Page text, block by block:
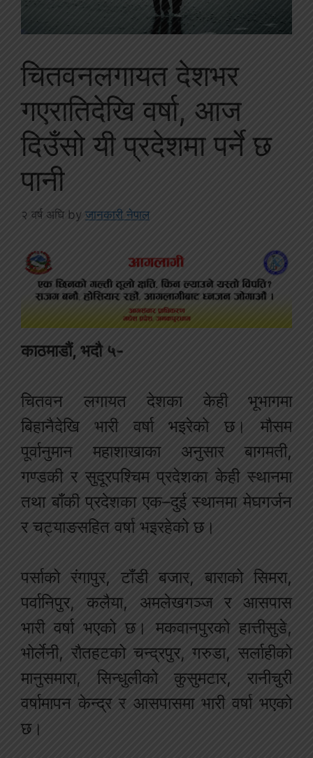
चितवनलगायत देशभर
गएरातिदेखि वर्षा, आज
दिउँसो यी प्रदेशमा पर्ने छ
पानी
२ वर्ष अघि by जानकारी नेपाल
काठमाडौं, भदौ ५-
चितवन लगायत देशका केही भूभागमा
बिहानैदेखि भारी वर्षा भइरेको छ। मौसम
पूर्वानुमान महाशाखाका अनुसार बागमती,
गण्डकी र सुदूरपश्चिम प्रदेशका केही स्थानमा
तथा बाँकी प्रदेशका एक–दुई स्थानमा मेघगर्जन
र चट्याङसहित वर्षा भइरहेको छ।
पर्साको रंगापुर, टाँडी बजार, बाराको सिमरा,
पर्वानिपुर, कलैया, अमलेखगञ्ज र आसपास
भारी वर्षा भएको छ। मकवानपुरको हात्तीसुडे,
भोर्लेनी, रौतहटको चन्द्रपुर, गरुडा, सर्लाहीको
मानुसमारा, सिन्धुलीको कुसुमटार, रानीचुरी
वर्षामापन केन्द्र र आसपासमा भारी वर्षा भएको
छ।